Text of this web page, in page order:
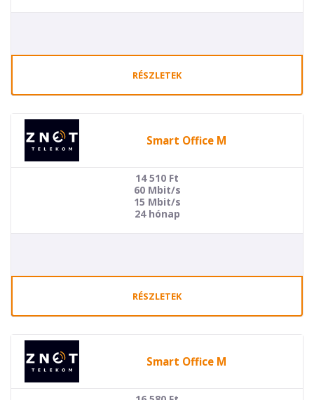
RÉSZLETEK
Smart Office M
14 510 Ft
60 Mbit/s
15 Mbit/s
24 hónap
RÉSZLETEK
Smart Office M